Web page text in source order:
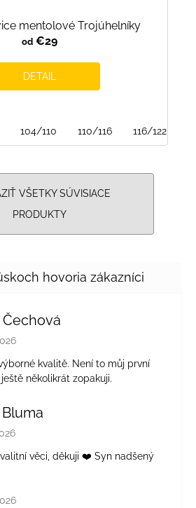
mentolové Trojúhelníky
od€29
DETAIL
104/110 110/116 116/122
VŠETKY SÚVISIACE
PRODUKTY
Čechová
obchodu je 5 z 5 hviezdičiek.
kvalitě. Není to můj první
několikrát zopakuji.
obchodu je 5 z 5 hviezdičiek.
věci, děkuji ❤️ Syn nadšený
obchodu je 4 z 5 hviezdičiek.